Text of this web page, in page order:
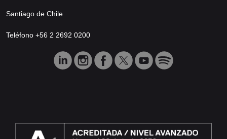
Santiago de Chile
Teléfono +56 2 2692 0200